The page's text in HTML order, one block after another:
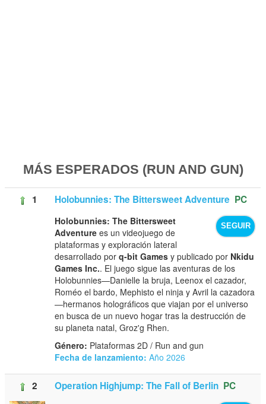
MÁS ESPERADOS (RUN AND GUN)
1 Holobunnies: The Bittersweet Adventure PC
SEGUIR
Holobunnies: The Bittersweet
Adventure es un videojuego de
plataformas y exploración lateral
desarrollado porq-bit Games y publicado por Nkidu
Games Inc.. El juego sigue las aventuras de los
Holobunnies—Danielle la bruja, Leenox el cazador,
Roméo el bardo, Mephisto el ninja y Avril la cazadora
—hermanos holográficos que viajan por el universo
en busca de un nuevo hogar tras la destrucción de
su planeta natal, Groz'g Rhen.
Género: Plataformas 2D / Run and gun
Fecha de lanzamiento: Año 2026
2 Operation Highjump: The Fall of Berlin PC